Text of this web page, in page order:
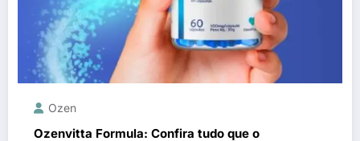
Ozen
Ozenvitta Formula: Confira tudo que o